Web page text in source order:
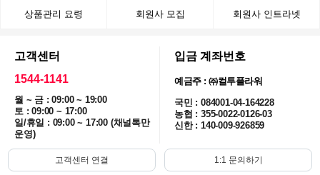
상품관리 요령 회원사 모집 회원사 인트라넷
고객센터
1544-1141
월 ~ 금 : 09:00 ~ 19:00
토 : 09:00 ~ 17:00
일/휴일 : 09:00 ~ 17:00 (채널톡만
운영)
입금 계좌번호
예금주 : ㈜컬투플라워
국민 : 084001-04-164228
농협 : 355-0022-0126-03
신한 : 140-009-926859
고객센터 연결 1:1 문의하기